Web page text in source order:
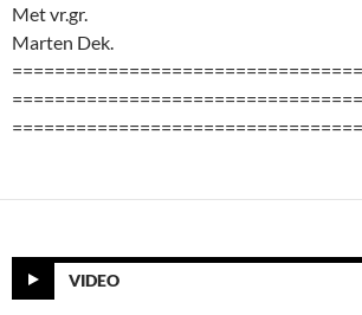
Met vr.gr.
Marten Dek.
VIDEO